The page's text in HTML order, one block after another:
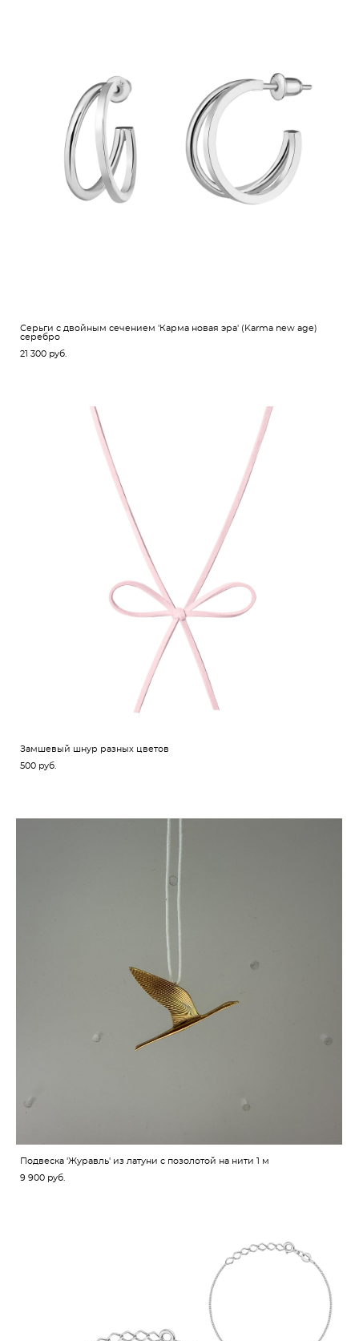
Серьги с двойным сечением 'Карма новая эра' (Karma new age)
серебро
21 300 pуб.
Замшевый шнур разных цветов
500 pуб.
Подвеска 'Журавль' из латуни с позолотой на нити 1 м
9 900 pуб.